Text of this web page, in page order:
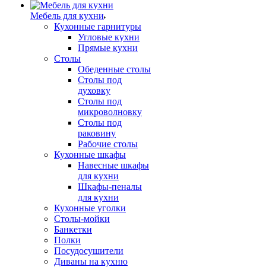
Мебель для кухни
Кухонные гарнитуры
Угловые кухни
Прямые кухни
Столы
Обеденные столы
Столы под
духовку
Столы под
микроволновку
Столы под
раковину
Рабочие столы
Кухонные шкафы
Навесные шкафы
для кухни
Шкафы-пеналы
для кухни
Кухонные уголки
Столы-мойки
Банкетки
Полки
Посудосушители
Диваны на кухню